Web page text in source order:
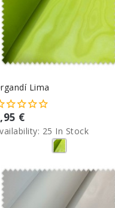
Lima
€
25 In Stock